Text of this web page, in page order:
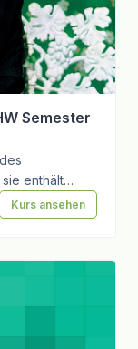
enthält
soll
können.
Kurs ansehen